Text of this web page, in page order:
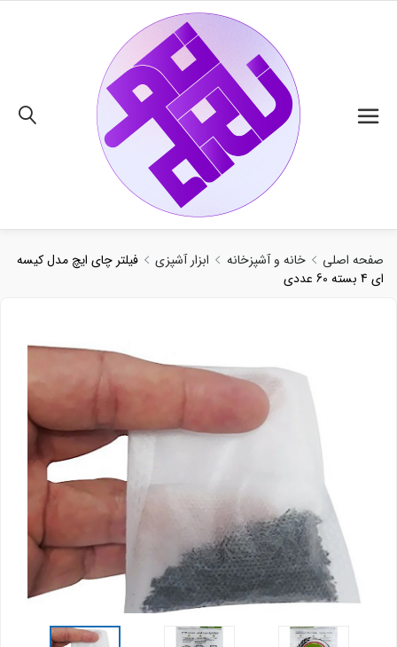
صفحه اصلی خانه و آشپزخانه ابزار آشپزی
فیلتر چای ایچ مدل کیسه
ای 4 بسته 60 عددی